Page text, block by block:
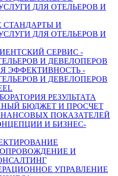
ДЛЯ ОТЕЛЬЕРОВ И
И
ДЛЯ ОТЕЛЬЕРОВ И
СЕРВИС -
И ДЕВЕЛОПЕРОВ
ЭФФЕКТИВНОСТЬ -
И ДЕВЕЛОПЕРОВ
РЕЗУЛЬТАТА
БЮДЖЕТ И ПРОСЧЕТ
ПОКАЗАТЕЛЕЙ
И БИЗНЕС-
И
УПРАВЛЕНИЕ